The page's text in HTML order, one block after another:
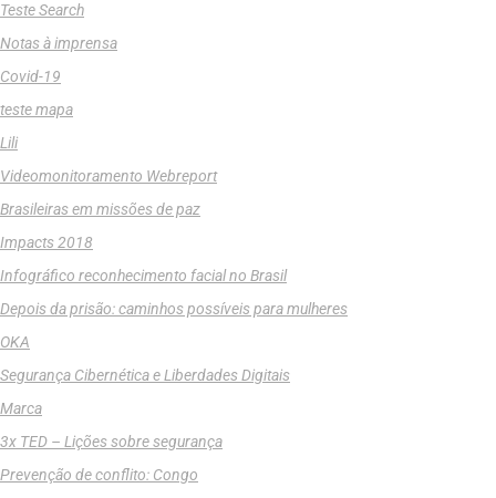
Teste Search
Notas à imprensa
Covid-19
teste mapa
Lili
Videomonitoramento Webreport
Brasileiras em missões de paz
Impacts 2018
Infográfico reconhecimento facial no Brasil
Depois da prisão: caminhos possíveis para mulheres
OKA
Segurança Cibernética e Liberdades Digitais
Marca
3x TED – Lições sobre segurança
Prevenção de conflito: Congo